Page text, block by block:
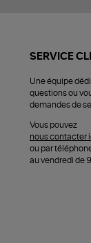
SERVICE
Une équipe
questions ou
demandes de
Vous pouvez
nous contacter
ou par
au vendredi de